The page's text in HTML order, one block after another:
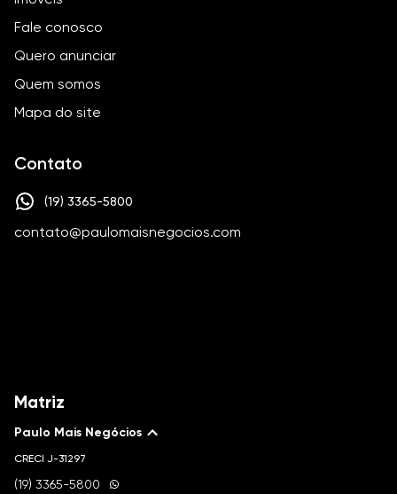
Fale conosco
Quero anunciar
Quem somos
Mapa do site
Contato
(19) 3365-5800
contato@paulomaisnegocios.com
Matriz
Paulo Mais Negócios
CRECI J-31297
(19) 3365-5800